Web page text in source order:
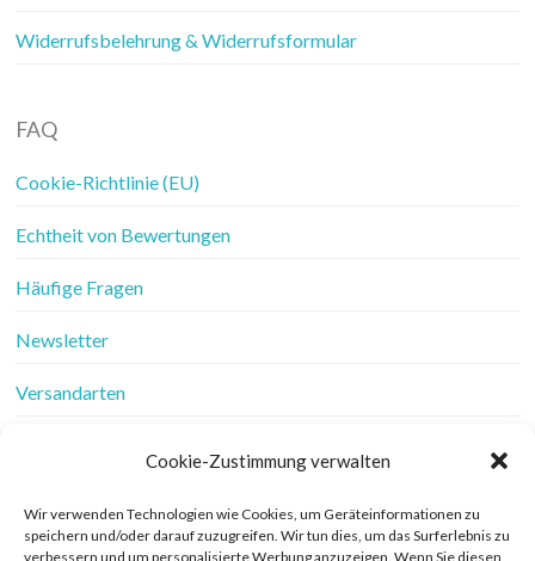
Cookie-Zustimmung verwalten
Wir verwenden Technologien wie Cookies, um Geräteinformationen zu
speichern und/oder darauf zuzugreifen. Wir tun dies, um das Surferlebnis zu
verbessern und um personalisierte Werbung anzuzeigen. Wenn Sie diesen
Widerrufsbelehrung & Widerrufsformular
FAQ
Cookie-Richtlinie (EU)
Echtheit von Bewertungen
Häufige Fragen
Newsletter
Versandarten
Werbung